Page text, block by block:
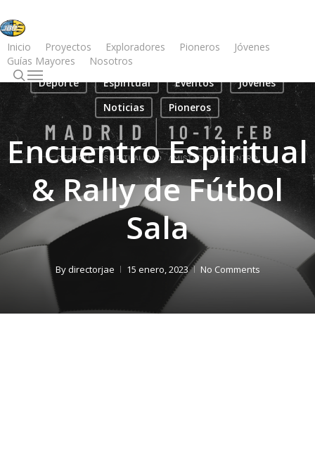
to
main
content
Inicio Proyectos Exploradores Pioneros
Jóvenes
Guías Mayores
Nosotros
search
Menu
Deporte Espiritual Eventos
Jóvenes
Noticias
Pioneros
Encuentro Espiritual
& Rally de Fútbol
Sala
Bydirectorjae 15 enero, 2023 No Comments